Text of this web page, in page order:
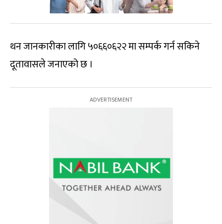
थन जानकारीका लागि ५०६६०६२२ मा सम्पर्क गर्न सकिने
दूतावासले जनाएको छ ।